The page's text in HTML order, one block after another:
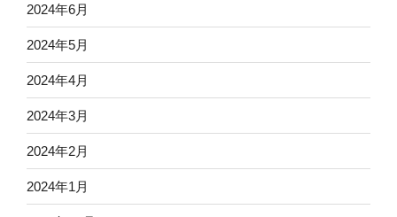
2024年6月
2024年5月
2024年4月
2024年3月
2024年2月
2024年1月